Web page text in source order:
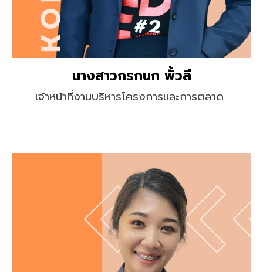
นางสาวกรกนก พั้วลี
เจ้าหน้าที่งานบริหารโครงการและการตลาด